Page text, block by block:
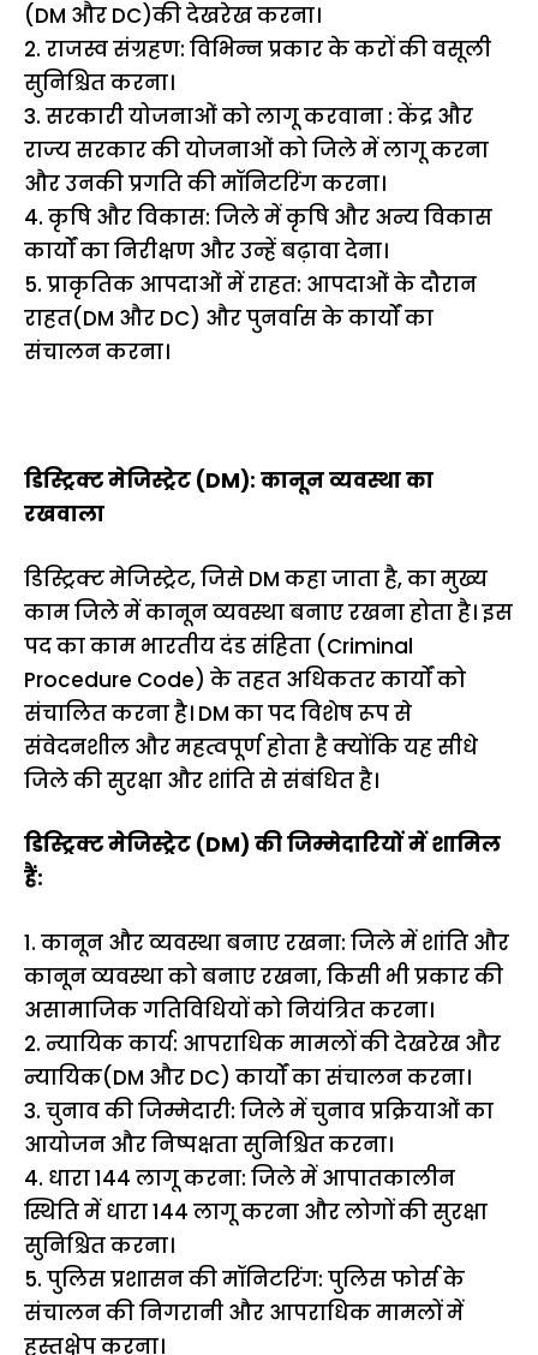
(DM और DC)की देखरेख करना।
2. राजस्व संग्रहण: विभिन्न प्रकार के करों की वसूली
सुनिश्चित करना।
3. सरकारी योजनाओं को लागू करवाना : केंद्र और
राज्य सरकार की योजनाओं को जिले में लागू करना
और उनकी प्रगति की मॉनिटरिंग करना।
4. कृषि और विकास: जिले में कृषि और अन्य विकास
कार्यों का निरीक्षण और उन्हें बढ़ावा देना।
5. प्राकृतिक आपदाओं में राहत: आपदाओं के दौरान
राहत(DM और DC) और पुनर्वास के कार्यों का
संचालन करना।
डिस्ट्रिक्ट मेजिस्ट्रेट (DM): कानून व्यवस्था का
रखवाला
डिस्ट्रिक्ट मेजिस्ट्रेट, जिसे DM कहा जाता है, का मुख्य
काम जिले में कानून व्यवस्था बनाए रखना होता है। इस
पद का काम भारतीय दंड संहिता (Criminal
Procedure Code) के तहत अधिकतर कार्यों को
संचालित करना है। DM का पद विशेष रूप से
संवेदनशील और महत्वपूर्ण होता है क्योंकि यह सीधे
जिले की सुरक्षा और शांति से संबंधित है।
डिस्ट्रिक्ट मेजिस्ट्रेट (DM) की जिम्मेदारियों में शामिल
हैं:
1. कानून और व्यवस्था बनाए रखना: जिले में शांति और
कानून व्यवस्था को बनाए रखना, किसी भी प्रकार की
असामाजिक गतिविधियों को नियंत्रित करना।
2. न्यायिक कार्य: आपराधिक मामलों की देखरेख और
न्यायिक(DM और DC) कार्यों का संचालन करना।
3. चुनाव की जिम्मेदारी: जिले में चुनाव प्रक्रियाओं का
आयोजन और निष्पक्षता सुनिश्चित करना।
4. धारा 144 लागू करना: जिले में आपातकालीन
स्थिति में धारा 144 लागू करना और लोगों की सुरक्षा
सुनिश्चित करना।
5. पुलिस प्रशासन की मॉनिटरिंग: पुलिस फोर्स के
संचालन की निगरानी और आपराधिक मामलों में
हस्तक्षेप करना।